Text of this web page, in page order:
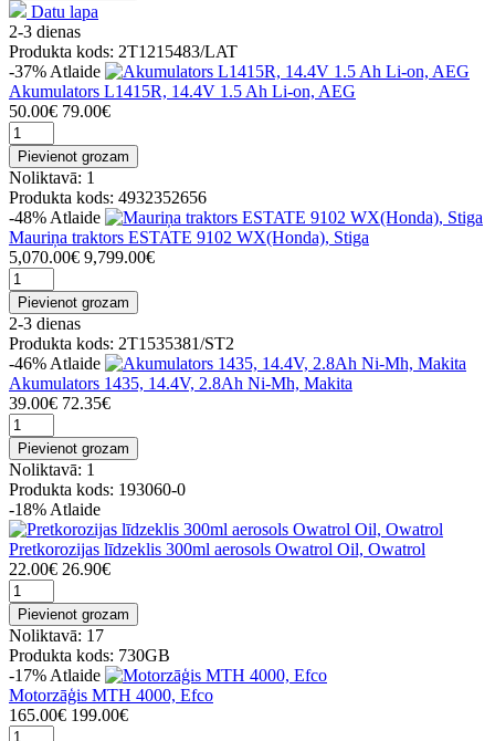
Datu lapa
2-3 dienas
Produkta kods: 2T1215483/LAT
-37% Atlaide
Akumulators L1415R, 14.4V 1.5 Ah Li-on, AEG
50.00€ 79.00€
Pievienot grozam
Noliktavā: 1
Produkta kods: 4932352656
-48% Atlaide
Mauriņa traktors ESTATE 9102 WX(Honda), Stiga
5,070.00€ 9,799.00€
Pievienot grozam
2-3 dienas
Produkta kods: 2T1535381/ST2
-46% Atlaide
Akumulators 1435, 14.4V, 2.8Ah Ni-Mh, Makita
39.00€ 72.35€
Pievienot grozam
Noliktavā: 1
Produkta kods: 193060-0
-18% Atlaide
Pretkorozijas līdzeklis 300ml aerosols Owatrol Oil, Owatrol
22.00€ 26.90€
Pievienot grozam
Noliktavā: 17
Produkta kods: 730GB
-17% Atlaide
Motorzāģis MTH 4000, Efco
165.00€ 199.00€